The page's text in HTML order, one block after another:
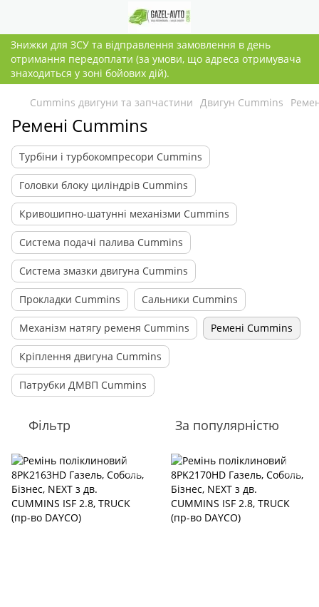
Знижки для ЗСУ та відправлення замовлення в день
отримання передоплати (за умови, що адреса отримувача
знаходиться у зоні бойових дій).
Cummins двигуни та запчастини Двигун Cummins
Ремені Cummins
Турбіни і турбокомпресори Cummins
Головки блоку циліндрів Cummins
Кривошипно-шатунні механізми Cummins
Система подачі палива Cummins
Система змазки двигуна Cummins
Прокладки Cummins Сальники Cummins
Механізм натягу ременя Cummins Ремені Cummins
Кріплення двигуна Cummins
Патрубки ДМВП Cummins
Фільтр За популярністю